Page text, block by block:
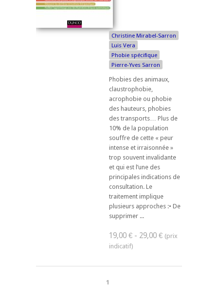
Christine Mirabel-Sarron
Luis Vera
Phobie spécifique
Pierre-Yves Sarron
Phobies des animaux,
claustrophobie,
acrophobie ou phobie
des hauteurs, phobies
des transports… Plus de
10% de la population
souffre de cette « peur
intense et irraisonnée »
trop souvent invalidante
et qui est l’une des
principales indications de
consultation. Le
traitement implique
plusieurs approches :• De
supprimer ...
19,00 € - 29,00 €
1